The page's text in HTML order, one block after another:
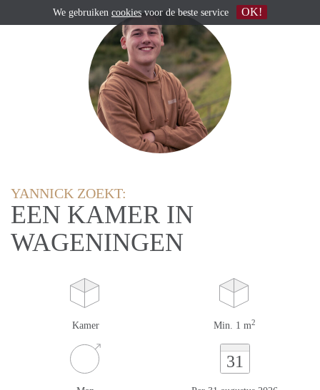
YANNICK ZOEKT:
EEN KAMER IN
WAGENINGEN
Kamer Min. 1 m2
31
We gebruiken cookiesvoor de beste service OK!